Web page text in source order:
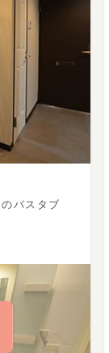
バスタブ